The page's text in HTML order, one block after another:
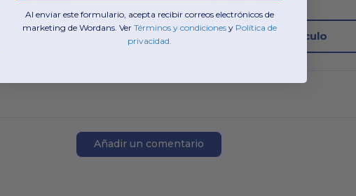
Ver artículo Ver artículo
Añadir un comentario
Al enviar este formulario, acepta recibir correos electrónicos de
marketing de Wordans. Ver​ Términos y condiciones​ y​ Política de
privacidad